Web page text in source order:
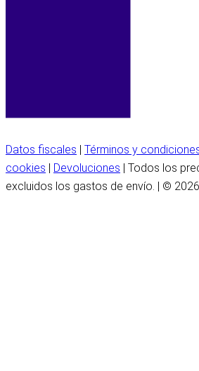
Datos fiscales Términos y
cookies
Devoluciones | Todos los
excluidos los gastos de envío. | ©